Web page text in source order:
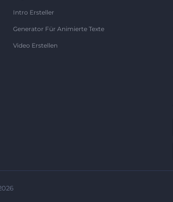
Intro Ersteller
Generator Für Animierte Texte
Video Erstellen